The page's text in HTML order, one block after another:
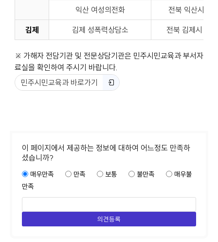
익산 여성의전화 전북 익산시 익
김제 김제 성폭력상담소 전북 김제시 금
※ 가해자 전담기관 및 전문상담기관은 민주시민교육과 부서자
료실을 확인하여 주시기 바랍니다.
민주시민교육과 바로가기
이 페이지에서 제공하는 정보에 대하여 어느정도 만족하
셨습니까?
매우만족 만족 보통 불만족
매우불
만족